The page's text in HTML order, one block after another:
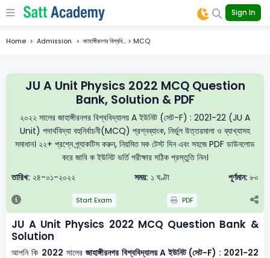
Sign In
Home Admission জাহাঙ্গীরনগর বিশ্ববি... > MCQ
JU A Unit Physics 2022 MCQ Question
Bank, Solution & PDF
২০২২ সালের জাহাঙ্গীরনগর বিশ্ববিদ্যালয় A ইউনিট (সেট-F) : 2021-22 (JU A
Unit) পদার্থবিদ্যা বহুনির্বাচনী(MCQ) প্রশ্নব্যাংক, নির্ভুল উত্তরমালা ও ব্যাখ্যাসহ
সমাধান। ২২+ প্রশ্নে প্র্যাকটিস করুন, নিয়মিত মক টেস্ট দিন এবং সহজে PDF ডাউনলোড
করে জাবি ক ইউনিট ভর্তি পরীক্ষার সঠিক প্রস্তুতি নিন।
তারিখ: ২৪-০১-২০২২ সময়: ১ ঘণ্টা পূর্ণমান: ৮০
Start Exam PDF
JU A Unit Physics 2022 MCQ Question Bank &
Solution
আপনি কি 2022 সালেরজাহাঙ্গীরনগর বিশ্ববিদ্যালয় A ইউনিট (সেট-F) : 2021-22